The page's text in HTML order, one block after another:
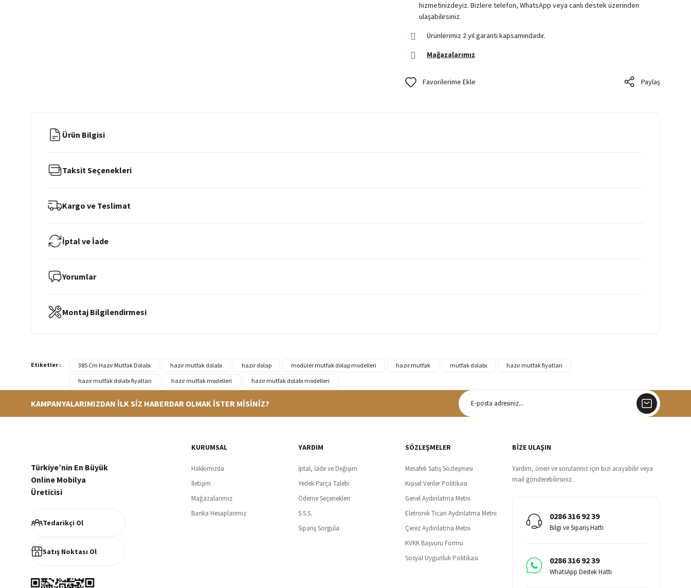
hizmetinizdeyiz. Bizlere telefon, WhatsApp veya canlı destek üzerinden
ulaşabilirsiniz.
Ürünlerimiz 2 yıl garanti kapsamındadır.
Mağazalarımız
Paylaş
Ürün Bilgisi
Taksit Seçenekleri
Kargo ve Teslimat
İptal ve İade
Yorumlar
Montaj Bilgilendirmesi
Etiketler : 385 Cm Hazır Mutfak Dolabı hazır mutfak dolabı hazır dolap modüler mutfak dolap modelleri hazır mutfak mutfak dolabı
hazır mutfak fiyatları
hazır mutfak dolabı fiyatları
hazır mutfak modelleri hazır mutfak dolabı modelleri
Siparişleriniz en kısa sürede hazırlanarak kargoya verilir
256Bit SSl sertifikası ve 3D ödeme ile bilgileriniz güvende
Tüm ürünlerde ücretsiz teslimat
%100 müşteri memnuniyeti odaklı ve güvenilir hizmet anlayışı
KAMPANYALARIMIZDAN İLK SİZ HABERDAR OLMAK İSTER MİSİNİZ?
Türkiye’nin En Büyük
Online Mobilya
Üreticisi
Tedarikçi Ol
Satış Noktası Ol
KURUMSAL
Hakkımızda
İletişim
Mağazalarımız
Banka Hesaplarımız
YARDIM
İptal, İade ve Değişim
Yedek Parça Talebi
Ödeme Seçenekleri
S.S.S.
Sipariş Sorgula
SÖZLEŞMELER
Mesafeli Satış Sözleşmesi
Kişisel Veriler Politikası
Genel Aydınlatma Metni
Eletronik Ticari Aydınlatma Metni
Çerez Aydınlatma Metni
KVKK Başvuru Formu
Sosyal Uygunluk Politikası
BİZE ULAŞIN
Yardım, öneri ve sorularınız için bizi arayabilir veya
mail gönderebilirsiniz.
0286 316 92 39
Bilgi ve Sipariş Hattı
0286 316 92 39
WhatsApp Destek Hattı